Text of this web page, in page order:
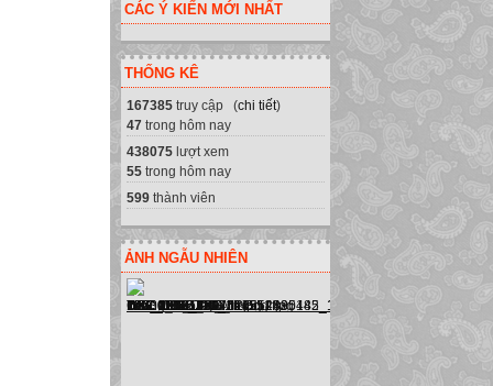
CÁC Ý KIẾN MỚI NHẤT
THỐNG KÊ
167385 truy cập (chi tiết)
47 trong hôm nay
438075 lượt xem
55 trong hôm nay
599 thành viên
ẢNH NGẪU NHIÊN